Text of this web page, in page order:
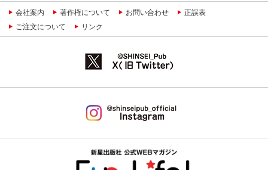
会社案内 著作権について お問い合わせ
正誤表
ご注文について
リンク